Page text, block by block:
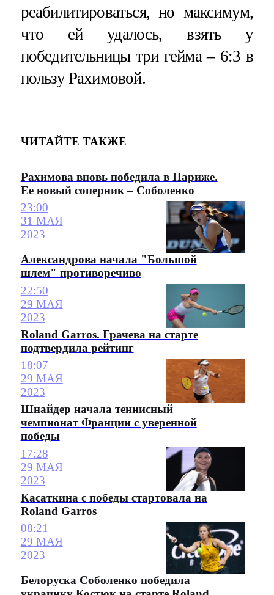
реабилитироваться, но максимум,
что ей удалось, взять у
победительницы три гейма – 6:3 в
пользу Рахимовой.
ЧИТАЙТЕ ТАКЖЕ
Рахимова вновь победила в Париже.
Ее новый соперник – Соболенко
23:00
31 МАЯ
2023
Александрова начала "Большой
шлем" противоречиво
22:50
29 МАЯ
2023
Roland Garros. Грачева на старте
подтвердила рейтинг
18:07
29 МАЯ
2023
Шнайдер начала теннисный
чемпионат Франции с уверенной
победы
17:28
29 МАЯ
2023
Касаткина с победы стартовала на
Roland Garros
08:21
29 МАЯ
2023
Белоруска Соболенко победила